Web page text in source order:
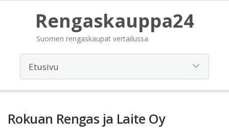
Rengaskauppa24
Suomen rengaskaupat vertailussa
Rokuan Rengas ja Laite Oy